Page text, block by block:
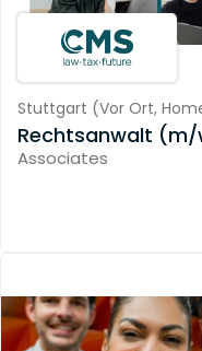
Stuttgart (Vor Ort,
Rechtsanwalt
Associates